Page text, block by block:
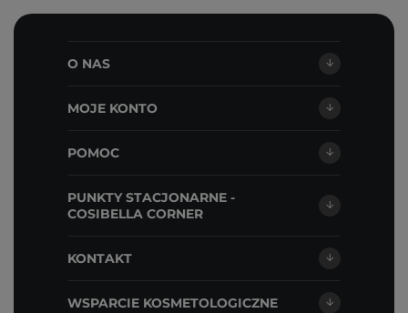
O NAS
MOJE KONTO
POMOC
PUNKTY STACJONARNE -
COSIBELLA CORNER
KONTAKT
WSPARCIE KOSMETOLOGICZNE